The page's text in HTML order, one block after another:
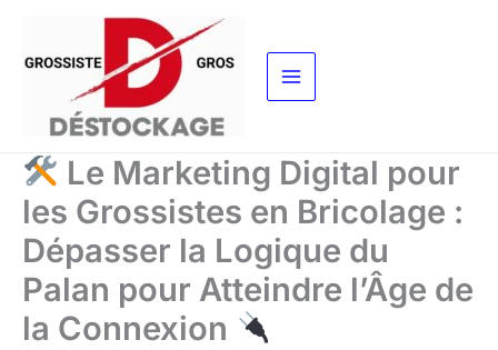
contenu
Le Marketing Digital pour
les Grossistes en Bricolage :
Dépasser la Logique du
Palan pour Atteindre l’Âge de
la Connexion